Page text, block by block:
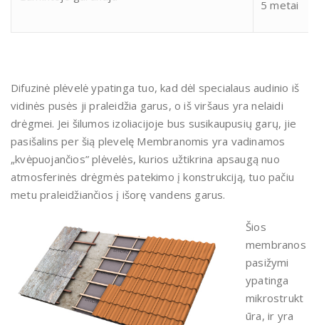
5 metai
Difuzinė plėvelė ypatinga tuo, kad dėl specialaus audinio iš
vidinės pusės ji praleidžia garus, o iš viršaus yra nelaidi
drėgmei. Jei šilumos izoliacijoje bus susikaupusių garų, jie
pasišalins per šią plevelę Membranomis yra vadinamos
„kvėpuojančios” plėvelės, kurios užtikrina apsaugą nuo
atmosferinės drėgmės patekimo į konstrukciją, tuo pačiu
metu praleidžiančios į išorę vandens garus.
Šios
membranos
pasižymi
ypatinga
mikrostrukt
ūra, ir yra